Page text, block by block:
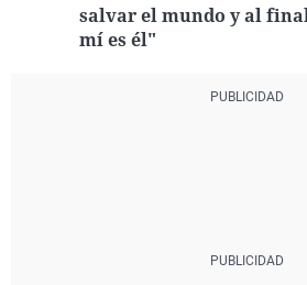
salvar el mundo y al
mí es él"